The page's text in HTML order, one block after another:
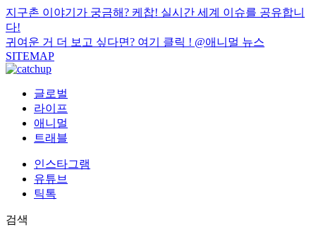
지구촌 이야기가 궁금해? 케찹! 실시간 세계 이슈를 공유합니
다!
귀여운 거 더 보고 싶다면? 여기 클릭 ! @애니멀 뉴스
SITEMAP
글로벌
라이프
애니멀
트래블
인스타그램
유튜브
틱톡
검색